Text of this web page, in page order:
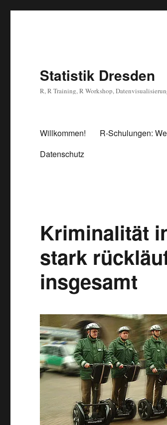
Statistik Dresden
R, R Training, R Workshop,
Willkommen! R-Schulungen:
Datenschutz
Kriminalität
stark
insgesamt